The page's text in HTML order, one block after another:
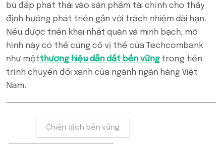
bù đắp phát thải vào sản phẩm tài chính cho thấy
định hướng phát triển gắn với trách nhiệm dài hạn.
Nếu được triển khai nhất quán và minh bạch, mô
hình này có thể củng cố vị thế của Techcombank
như mộtthương hiệu dẫn dắt bền vững trong tiến
trình chuyển đổi xanh của ngành ngân hàng Việt
Nam.
Chiến dịch bền vững